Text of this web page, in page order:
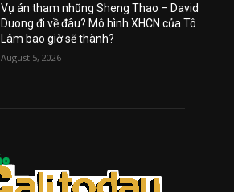
Vụ án tham nhũng Sheng Thao – David
Duong đi về đâu? Mô hình XHCN của Tô
Lâm bao giờ sẽ thành?
August 5, 2026